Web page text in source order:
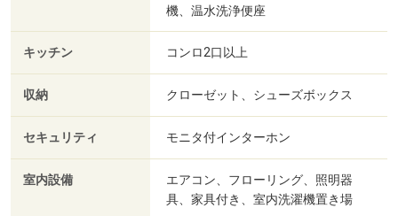
機、温水洗浄便座
キッチン コンロ2口以上
収納 クローゼット、シューズボックス
セキュリティ モニタ付インターホン
室内設備
エアコン、フローリング、照明器
具、家具付き、室内洗濯機置き場